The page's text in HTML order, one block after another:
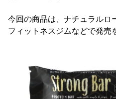
今回の商品は、ナチュラルロ
フィットネスジムなどで発売